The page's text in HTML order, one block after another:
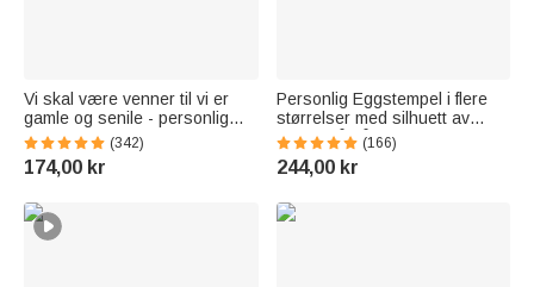
Vi skal være venner til vi er
gamle og senile - personlig
julepynt
(342)
174,00 kr
Personlig Eggstempel i flere
størrelser med silhuett av
kylling på gården Eggsikker
etikett med tekst og eske med
blekk i matvarekvalitet
familiebonden Oppdretter
(166)
244,00 kr